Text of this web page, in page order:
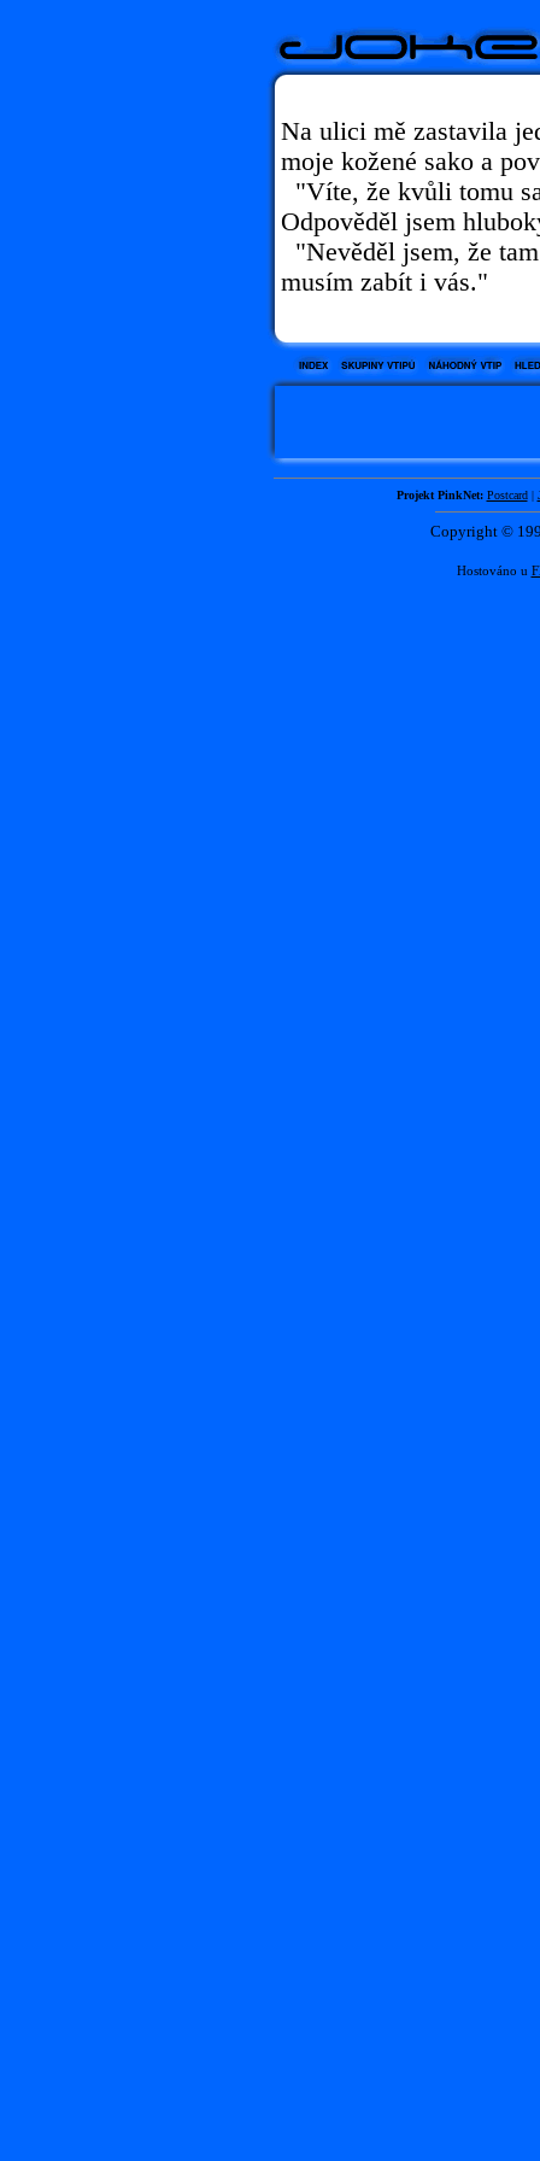
Na ulici mě zastavila
moje kožené sako a
"Víte, že kvůli tomu
Odpověděl jsem
"Nevěděl jsem, že
musím zabít i vás."
Projekt PinkNet: Postcard|
Copyright ©
Hostováno u